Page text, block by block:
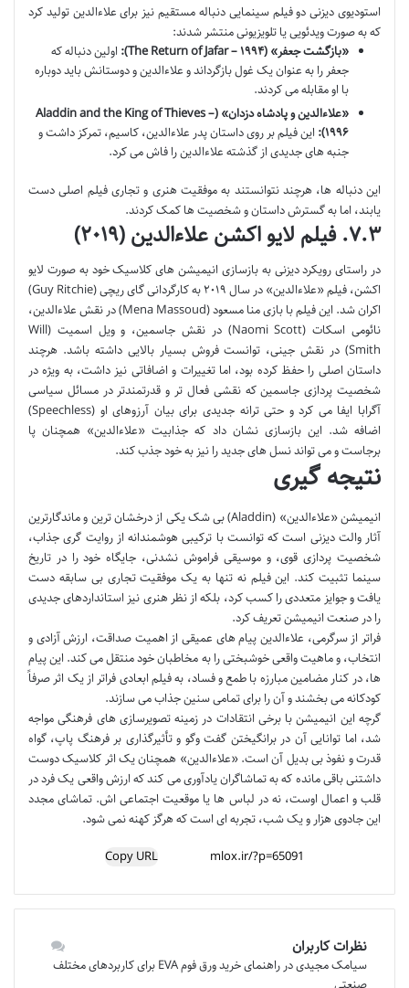
استودیوی دیزنی دو فیلم سینمایی دنباله مستقیم نیز برای علاءالدین تولید کرد
که به صورت ویدئویی یا تلویزیونی منتشر شدند:
«بازگشت جعفر» (The Return of Jafar – ۱۹۹۴):
اولین دنباله که
جعفر را به عنوان یک غول بازگرداند و علاءالدین و دوستانش باید دوباره
با او مقابله می کردند.
«علاءالدین و پادشاه دزدان» (Aladdin and the King of Thieves –
۱۹۹۶):
این فیلم بر روی داستان پدر علاءالدین، کاسیم، تمرکز داشت و
جنبه های جدیدی از گذشته علاءالدین را فاش می کرد.
این دنباله ها، هرچند نتوانستند به موفقیت هنری و تجاری فیلم اصلی دست
یابند، اما به گسترش داستان و شخصیت ها کمک کردند.
۷.۳. فیلم لایو اکشن علاءالدین (۲۰۱۹)
در راستای رویکرد دیزنی به بازسازی انیمیشن های کلاسیک خود به صورت لایو
اکشن، فیلم «علاءالدین» در سال ۲۰۱۹ به کارگردانی گای ریچی (Guy Ritchie)
اکران شد. این فیلم با بازی منا مسعود (Mena Massoud) در نقش علاءالدین،
نائومی اسکات (Naomi Scott) در نقش جاسمین، و ویل اسمیت (Will
Smith) در نقش جینی، توانست فروش بسیار بالایی داشته باشد. هرچند
داستان اصلی را حفظ کرده بود، اما تغییرات و اضافاتی نیز داشت، به ویژه در
شخصیت پردازی جاسمین که نقشی فعال تر و قدرتمندتر در مسائل سیاسی
آگرابا ایفا می کرد و حتی ترانه جدیدی برای بیان آرزوهای او (Speechless)
اضافه شد. این بازسازی نشان داد که جذابیت «علاءالدین» همچنان پا
برجاست و می تواند نسل های جدید را نیز به خود جذب کند.
نتیجه گیری
انیمیشن «علاءالدین» (Aladdin) بی شک یکی از درخشان ترین و ماندگارترین
آثار والت دیزنی است که توانست با ترکیبی هوشمندانه از روایت گری جذاب،
شخصیت پردازی قوی، و موسیقی فراموش نشدنی، جایگاه خود را در تاریخ
سینما تثبیت کند. این فیلم نه تنها به یک موفقیت تجاری بی سابقه دست
یافت و جوایز متعددی را کسب کرد، بلکه از نظر هنری نیز استانداردهای جدیدی
را در صنعت انیمیشن تعریف کرد.
فراتر از سرگرمی، علاءالدین پیام های عمیقی از اهمیت صداقت، ارزش آزادی و
انتخاب، و ماهیت واقعی خوشبختی را به مخاطبان خود منتقل می کند. این پیام
ها، در کنار مضامین مبارزه با طمع و فساد، به فیلم ابعادی فراتر از یک اثر صرفاً
کودکانه می بخشند و آن را برای تمامی سنین جذاب می سازند.
گرچه این انیمیشن با برخی انتقادات در زمینه تصویرسازی های فرهنگی مواجه
شد، اما توانایی آن در برانگیختن گفت وگو و تأثیرگذاری بر فرهنگ پاپ، گواه
قدرت و نفوذ بی بدیل آن است. «علاءالدین» همچنان یک اثر کلاسیک دوست
داشتنی باقی مانده که به تماشاگران یادآوری می کند که ارزش واقعی یک فرد در
قلب و اعمال اوست، نه در لباس ها یا موقعیت اجتماعی اش. تماشای مجدد
این جادوی هزار و یک شب، تجربه ای است که هرگز کهنه نمی شود.
Copy URL
نظرات کاربران
سیامک مجیدیدر
راهنمای خرید ورق فوم EVA برای کاربردهای مختلف
صنعتی